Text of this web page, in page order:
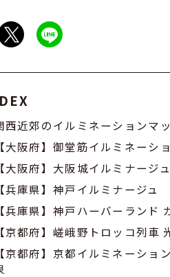
西近郊のイルミネーションマ
【大阪府】御堂筋イルミネーシ
【大阪府】大阪城イルミナージュ
【兵庫県】神戸イルミナージュ
【兵庫県】神戸ハーバーランド
【京都府】嵯峨野トロッコ列車
【京都府】京都イルミネーショ